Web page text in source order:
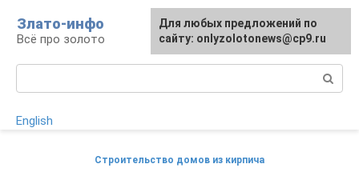
контенту
Злато-инфо
Всё про золото
English
Строительство домов из кирпича
Для любых предложений по
сайту: onlyzolotonews@cp9.ru